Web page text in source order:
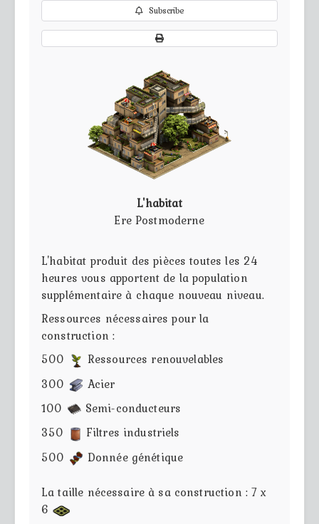
Subscribe
L'habitat
Ere Postmoderne
L'habitat produit des pièces toutes les 24
heures vous apportent de la population
supplémentaire à chaque nouveau niveau.
Ressources nécessaires pour la
construction :
500
Ressources renouvelables
300
Acier
100
Semi-conducteurs
350
Filtres industriels
500
Donnée génétique
La taille nécessaire à sa construction : 7 x
6